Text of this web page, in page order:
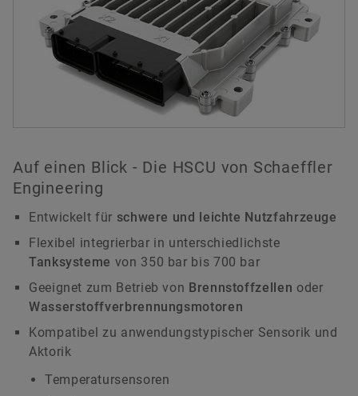
Auf einen Blick - Die HSCU von Schaeffler
Engineering
Entwickelt für schwere und leichte Nutzfahrzeuge
Flexibel integrierbar in unterschiedlichste
Tanksysteme von 350 bar bis 700 bar
Geeignet zum Betrieb von Brennstoffzellen oder
Wasserstoffverbrennungsmotoren
Kompatibel zu anwendungstypischer Sensorik und
Aktorik
Temperatursensoren